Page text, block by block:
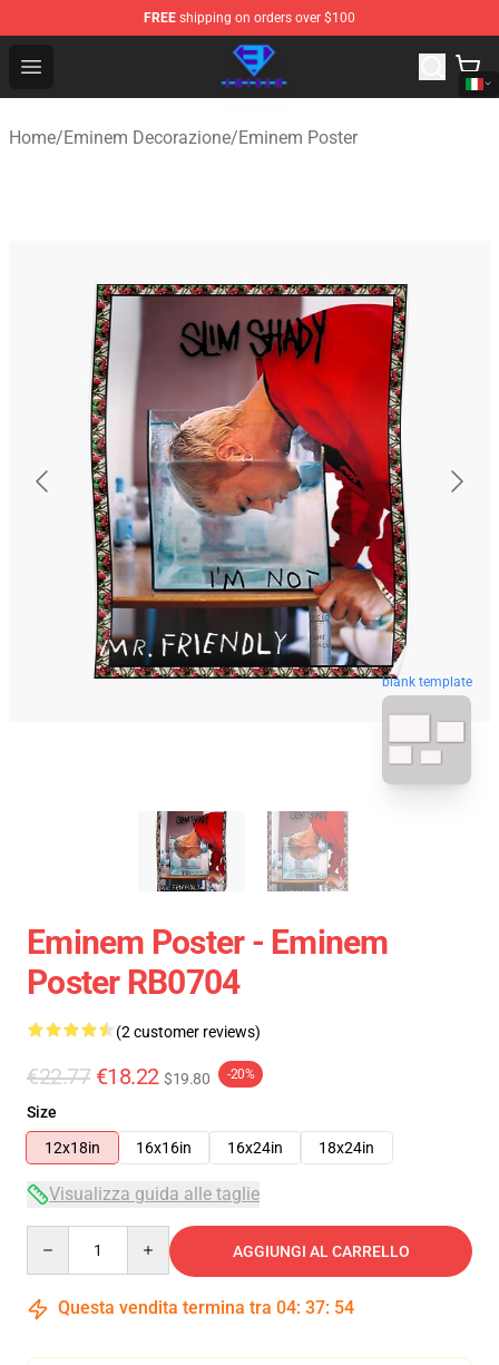
FREE shipping on orders over $100
Open menu
Eminem Store - Official Eminem Merchandise Shop
Home/Eminem Decorazione/Eminem Poster
blank template
Eminem Poster - Eminem
Poster RB0704
(2 customer reviews)
€22.77 €18.22 $19.80 -20%
Size
12x18in
16x16in 16x24in 18x24in
Visualizza guida alle taglie
AGGIUNGI AL CARRELLO
Questa vendita termina tra 04: 37: 54